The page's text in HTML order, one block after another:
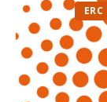
ERC